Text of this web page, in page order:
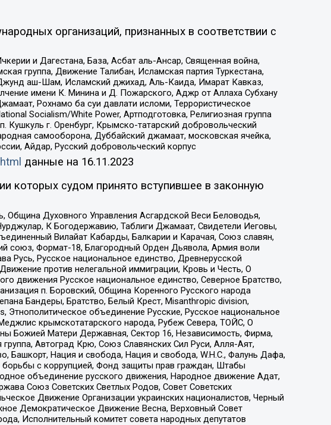
организаций, признанных в соответствии с
и Дагестана, База, Асбат аль-Ансар, Священная война,
группа, Движение Талибан, Исламская партия Туркестана,
аш-Шам, Исламский джихад, Аль-Каида, Имарат Кавказ,
имени К. Минина и Д. Пожарского, Аджр от Аллаха Субхану
Рохнамо ба суи давлати исломи, Террористическое
Socialism/White Power, Артподготовка, Религиозная группа
Кушкуль г. Оренбург, Крымско-татарский добровольческий
самооборона, Дуббайский джамаат, московская ячейка,
Айдар, Русский добровольческий корпус
данные на 16.11.2023
которых судом принято вступившее в законную
Духовного Управления Асгардской Веси Беловодья,
К Богодержавию, Таблиги Джамаат, Свидетели Иеговы,
Вилайат Кабарды, Балкарии и Карачая, Союз славян,
союз, Формат-18, Благородный Орден Дьявола, Армия воли
Русь, Русское национальное единство, Древнерусской
против нелегальной иммиграции, Кровь и Честь, О
движения Русское национальное единство, Северное Братство,
п. Боровский, Община Коренного Русского народа
Бандеры, Братство, Белый Крест, Misanthropic division,
Этнополитическое объединение Русские, Русское национальное
крымскотатарского народа, Рубеж Севера, ТОЙС, О
Божией Матери Державная, Сектор 16, Независимость, Фирма,
Автоград Крю, Союз Славянских Сил Руси, Алля-Аят,
Башкорт, Нация и свобода, Нация и свобода, W.H.С., Фалунь Дафа,
с коррупцией, Фонд защиты прав граждан, Штабы
объединение русского движения, Народное движение Адат,
Союз Советских Светлых Родов, Совет Советских
Движение Организации украинских националистов, Черный
Демократическое Движение Весна, Верховный Совет
Исполнительный комитет совета народных депутатов